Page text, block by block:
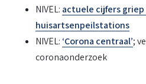
NIVEL: actuele cijfers
huisartsenpeilstations
NIVEL: ‘Corona centraal’;
coronaonderzoek